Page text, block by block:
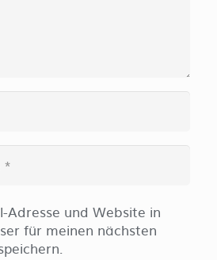
Adresse und Website in
für meinen nächsten